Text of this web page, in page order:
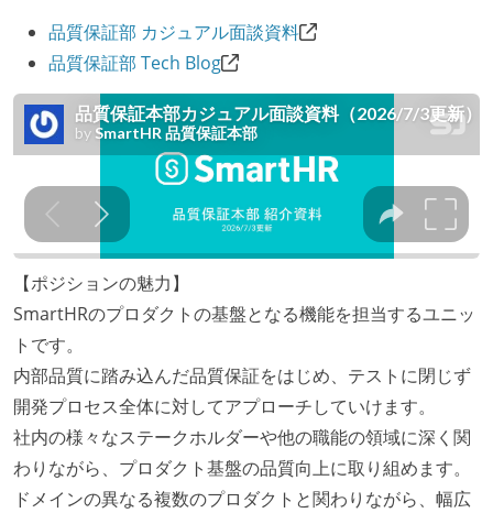
品質保証部 カジュアル面談資料
品質保証部 Tech Blog
【ポジションの魅力】
SmartHRのプロダクトの基盤となる機能を担当するユニッ
トです。
内部品質に踏み込んだ品質保証をはじめ、テストに閉じず
開発プロセス全体に対してアプローチしていけます。
社内の様々なステークホルダーや他の職能の領域に深く関
わりながら、プロダクト基盤の品質向上に取り組めます。
ドメインの異なる複数のプロダクトと関わりながら、幅広